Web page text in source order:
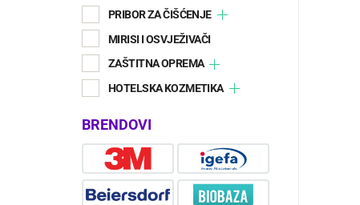
PRIBOR ZA ČIŠĆENJE
MIRISI I OSVJEŽIVAČI
ZAŠTITNA OPREMA
HOTELSKA KOZMETIKA
BRENDOVI